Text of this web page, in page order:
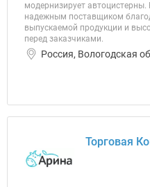
модернизирует
надежным поставщиком
выпускаемой продукции и
перед заказчиками.
Россия, Вологодская
Торговая